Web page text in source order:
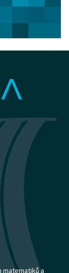
matematiků a